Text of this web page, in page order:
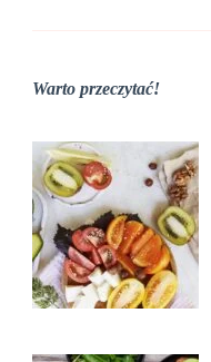
Warto przeczytać!